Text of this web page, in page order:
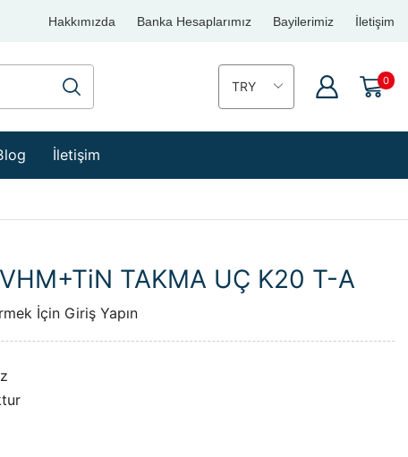
Hakkımızda Banka Hesaplarımız Bayilerimiz İletişim
0
İletişim
TAKMA UÇ K20 T-A
İçin Giriş Yapın